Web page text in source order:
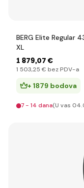
BERG Elite Regular
XL
1 879,07 €
1 503,25 € bez PDV-a
+ 1879 bodova
7 - 14 dana(U vas